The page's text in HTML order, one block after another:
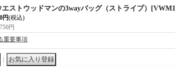
ストウッドマンの3wayバッグ（ストライプ） [
円(税込)
円
重要事項